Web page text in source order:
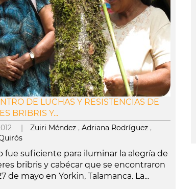
DE LUCHAS Y RESISTENCIAS DE
BRIBRIS Y...
| Zuiri Méndez , Adriana Rodríguez ,
fue suficiente para iluminar la alegría de
bribris y cabécar que se encontraron
de mayo en Yorkin, Talamanca. La...